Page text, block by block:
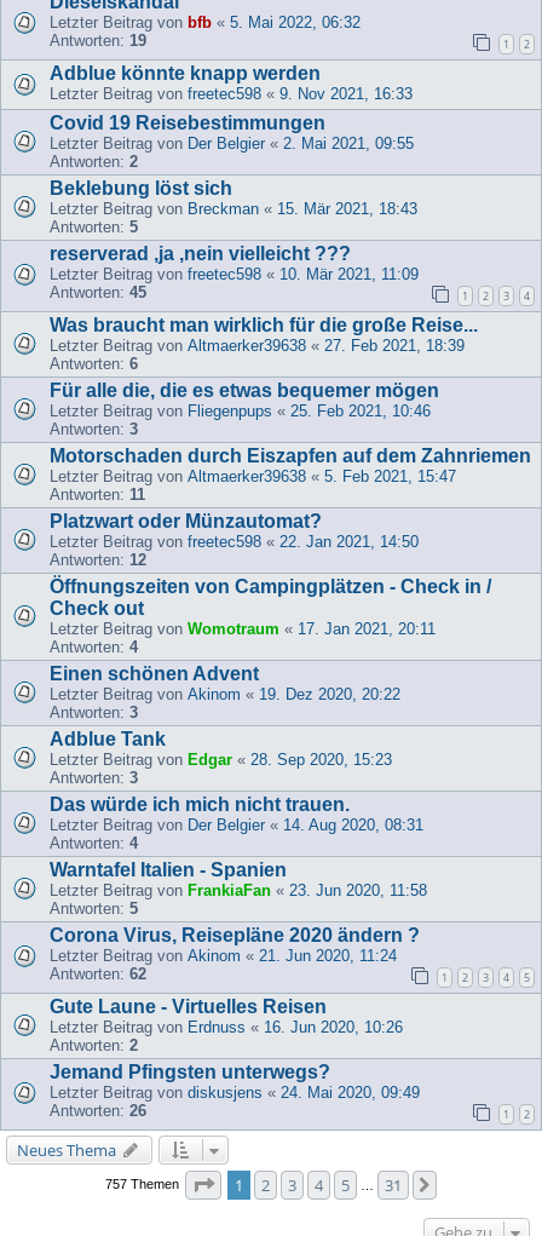
Letzter Beitrag von bfb « 5. Mai 2022, 06:32
Antworten: 19 1 2
Adblue könnte knapp werden
Letzter Beitrag von freetec598 « 9. Nov 2021, 16:33
Covid 19 Reisebestimmungen
Letzter Beitrag von Der Belgier « 2. Mai 2021, 09:55
Antworten: 2
Beklebung löst sich
Letzter Beitrag von Breckman « 15. Mär 2021, 18:43
Antworten: 5
reserverad ,ja ,nein vielleicht ???
Letzter Beitrag von freetec598 « 10. Mär 2021, 11:09
Antworten: 45 1 2 3 4
Was braucht man wirklich für die große Reise...
Letzter Beitrag von Altmaerker39638 « 27. Feb 2021, 18:39
Antworten: 6
Für alle die, die es etwas bequemer mögen
Letzter Beitrag von Fliegenpups « 25. Feb 2021, 10:46
Antworten: 3
Motorschaden durch Eiszapfen auf dem Zahnriemen
Letzter Beitrag von Altmaerker39638 « 5. Feb 2021, 15:47
Antworten: 11
Platzwart oder Münzautomat?
Letzter Beitrag von freetec598 « 22. Jan 2021, 14:50
Antworten: 12
Öffnungszeiten von Campingplätzen - Check in /
Check out
Letzter Beitrag von Womotraum « 17. Jan 2021, 20:11
Antworten: 4
Einen schönen Advent
Letzter Beitrag von Akinom « 19. Dez 2020, 20:22
Antworten: 3
Adblue Tank
Letzter Beitrag von Edgar « 28. Sep 2020, 15:23
Antworten: 3
Das würde ich mich nicht trauen.
Letzter Beitrag von Der Belgier « 14. Aug 2020, 08:31
Antworten: 4
Warntafel Italien - Spanien
Letzter Beitrag von FrankiaFan « 23. Jun 2020, 11:58
Antworten: 5
Corona Virus, Reisepläne 2020 ändern ?
Letzter Beitrag von Akinom « 21. Jun 2020, 11:24
Antworten: 62 1 2 3 4 5
Gute Laune - Virtuelles Reisen
Letzter Beitrag von Erdnuss « 16. Jun 2020, 10:26
Antworten: 2
Jemand Pfingsten unterwegs?
Letzter Beitrag von diskusjens « 24. Mai 2020, 09:49
Antworten: 26 1 2
Neues Thema
757 Themen Seite von
1 2 3 4 5 31